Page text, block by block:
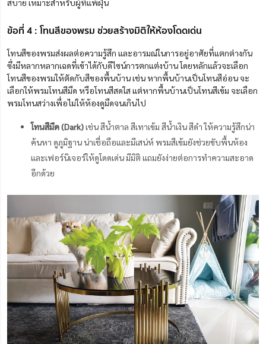
สบาย เหมาะสำหรับผู้ที่แพ้ฝุ่น
ข้อที่ 4 : โทนสีของพรม ช่วยสร้างมิติให้ห้องโดดเด่น
โทนสีของพรมส่งผลต่อความรู้สึก และอารมณ์ในการอยู่อาศัยที่แตกต่างกัน
ซึ่งมีหลากหลากเฉดที่เข้าได้กับดีไซน์การตกแต่งบ้าน โดยหลักแล้วจะเลือก
โทนสีของพรมให้ตัดกับสีของพื้นบ้าน เช่น หากพื้นบ้านเป็นโทนสีอ่อน จะ
เลือกให้พรมโทนสีมืด หรือโทนสีสดใส แต่หากพื้นบ้านเป็นโทนสีเข้ม จะเลือก
พรมโทนสว่างเพื่อไม่ให้ห้องดูมืดจนเกินไป
โทนสีมืด (Dark)เช่น สีน้ำตาล สีเทาเข้ม สีน้ำเงิน สีดำ ให้ความรู้สึกน่า
ค้นหา ดูภูมิฐาน น่าเชื่อถือและมีเสน่ห์ พรมสีเข้มยังช่วยขับพื้นห้อง
และเฟอร์นิเจอร์ให้ดูโดดเด่น มีมิติ แถมยังง่ายต่อการทำความสะอาด
อีกด้วย